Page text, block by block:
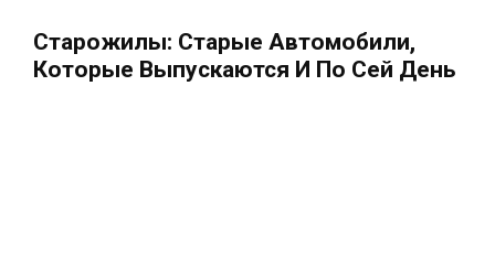
Старожилы: Старые Автомобили,
Которые Выпускаются И По Сей День